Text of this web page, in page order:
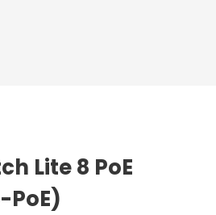
Lite 8 PoE
PoE)